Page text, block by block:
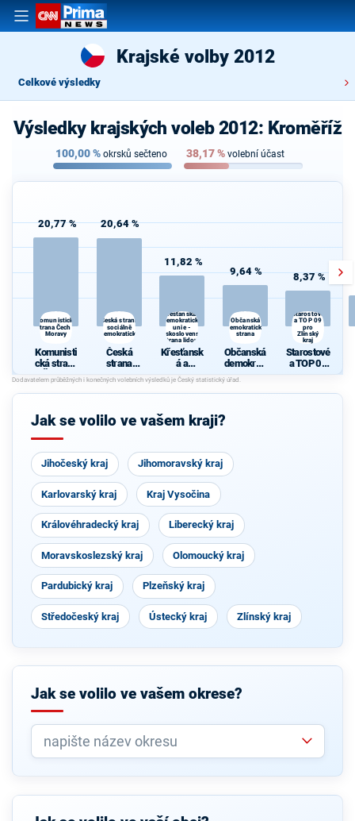
Krajské volby 2012
Celkové výsledky
Výsledky krajských voleb 2012: Kroměříž
100,00% okrsků sečteno 38,17% volební účast
20,77 %
Komunistická
strana Čech a
Moravy
Komunisti
cká strana
Čech a
Moravy
20,64 %
Česká strana
sociálně
demokratická
Česká
strana
sociálně
demokrati
cká
11,82 %
Křesťanská a
demokratická
unie -
Československá
strana lidová
Křesťansk
á a
demokrati
cká unie -
Českoslov
strana
9,64 %
Občanská
demokratická
strana
Občanská
demokrati
cká strana
8,37 %
Starostové
a TOP 09
pro
Zlínský
kraj
Starostové
a TOP 09
pro
kraj
Jak se volilo ve vašem kraji?
Jihočeský kraj Jihomoravský kraj
Karlovarský kraj Kraj Vysočina
Královéhradecký kraj Liberecký kraj
Moravskoslezský kraj Olomoucký kraj
Pardubický kraj Plzeňský kraj
Středočeský kraj Ústecký kraj Zlínský kraj
Jak se volilo ve vašem okrese?